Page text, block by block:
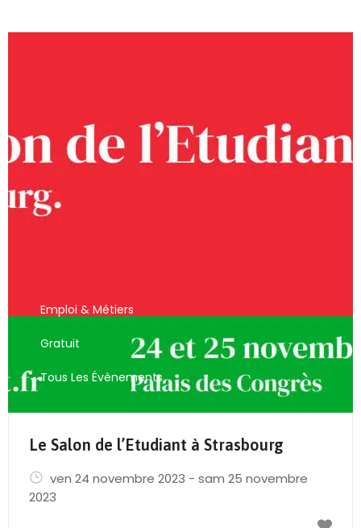
Emploi & Métiers
Gratuit
Tous Les Évènements
Le Salon de l’Etudiant à Strasbourg
ven 24 novembre 2023 - sam 25 novembre
2023